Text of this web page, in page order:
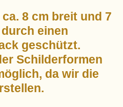
8 cm breit und 7
einen
geschützt.
Schilderformen
da wir die